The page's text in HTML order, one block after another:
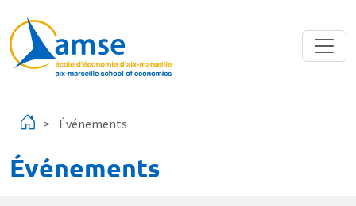
Événements
Événements